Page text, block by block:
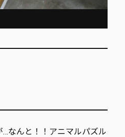
なんと！！アニマルパズル